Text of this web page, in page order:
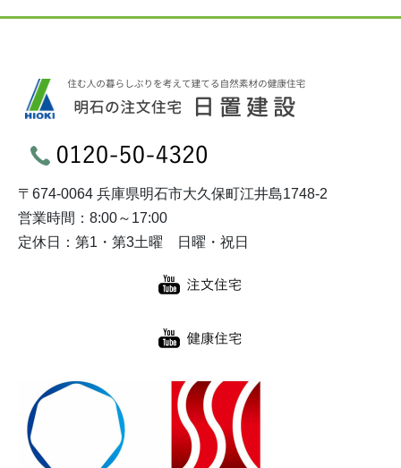
〒674-0064 兵庫県明石市大久保町江井島1748-2
営業時間：8:00～17:00
定休日：第1・第3土曜 日曜・祝日